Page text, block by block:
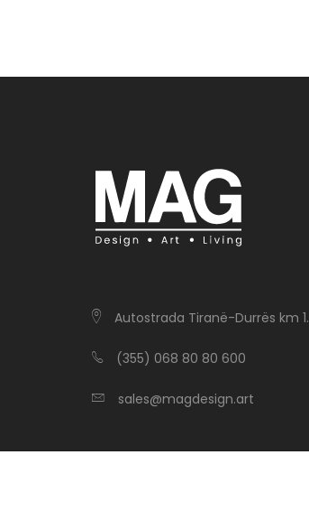
Autostrada Tiranë-Durrës km 1.
(355) 068 80 80 600
sales@magdesign.art